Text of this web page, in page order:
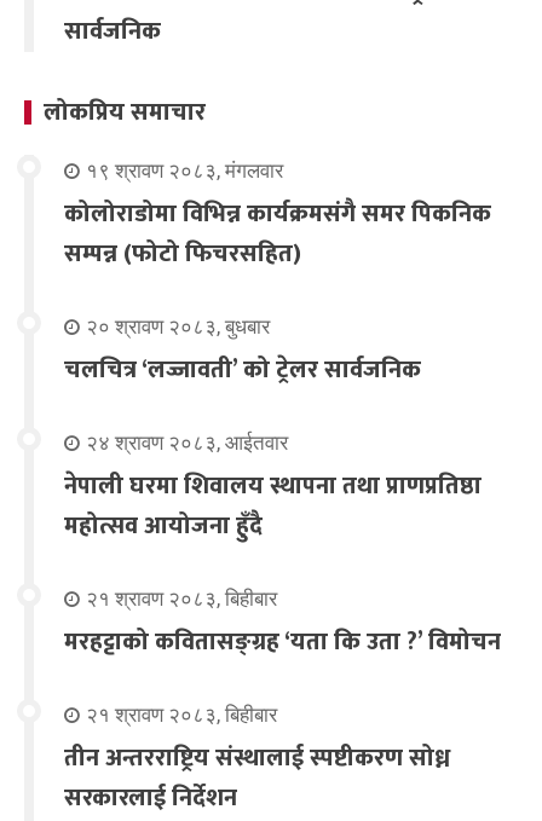
सार्वजनिक
लोकप्रिय समाचार
१९ श्रावण २०८३, मंगलवार
कोलोराडोमा विभिन्न कार्यक्रमसंगै समर पिकनिक
सम्पन्न (फोटो फिचरसहित)
२० श्रावण २०८३, बुधबार
चलचित्र ‘लज्जावती’ को ट्रेलर सार्वजनिक
२४ श्रावण २०८३, आईतवार
नेपाली घरमा शिवालय स्थापना तथा प्राणप्रतिष्ठा
महोत्सव आयोजना हुँदै
२१ श्रावण २०८३, बिहीबार
मरहट्टाको कवितासङ्ग्रह ‘यता कि उता ?’ विमोचन
२१ श्रावण २०८३, बिहीबार
तीन अन्तरराष्ट्रिय संस्थालाई स्पष्टीकरण सोध्न
सरकारलाई निर्देशन